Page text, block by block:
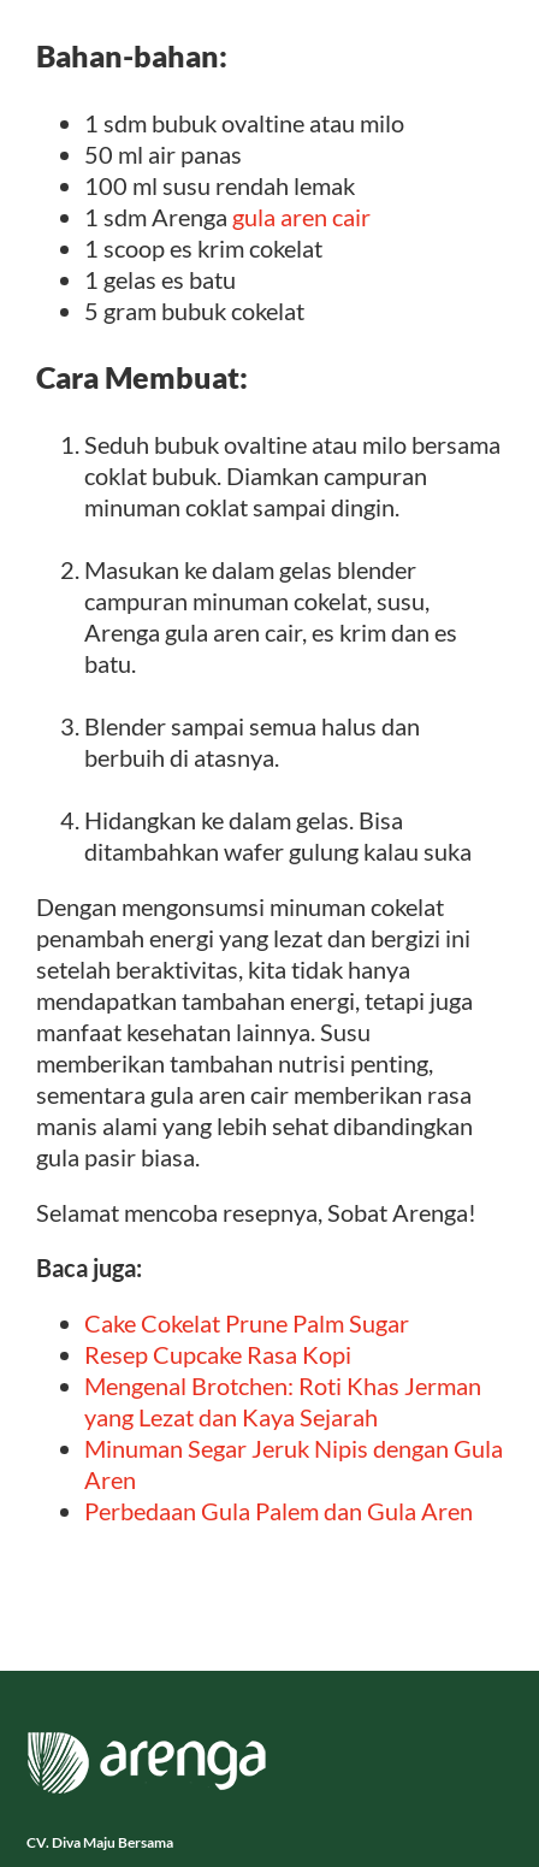
Bahan-bahan:
1 sdm bubuk ovaltine atau milo
50 ml air panas
100 ml susu rendah lemak
1 sdm Arenga gula aren cair
1 scoop es krim cokelat
1 gelas es batu
5 gram bubuk cokelat
Cara Membuat:
Seduh bubuk ovaltine atau milo bersama
coklat bubuk. Diamkan campuran
minuman coklat sampai dingin.
Masukan ke dalam gelas blender
campuran minuman cokelat, susu,
Arenga gula aren cair, es krim dan es
batu.
Blender sampai semua halus dan
berbuih di atasnya.
Hidangkan ke dalam gelas. Bisa
ditambahkan wafer gulung kalau suka
Dengan mengonsumsi minuman cokelat
penambah energi yang lezat dan bergizi ini
setelah beraktivitas, kita tidak hanya
mendapatkan tambahan energi, tetapi juga
manfaat kesehatan lainnya. Susu
memberikan tambahan nutrisi penting,
sementara gula aren cair memberikan rasa
manis alami yang lebih sehat dibandingkan
gula pasir biasa.
Selamat mencoba resepnya, Sobat Arenga!
Baca juga:
Cake Cokelat Prune Palm Sugar
Resep Cupcake Rasa Kopi
Mengenal Brotchen: Roti Khas Jerman
yang Lezat dan Kaya Sejarah
Minuman Segar Jeruk Nipis dengan Gula
Aren
Perbedaan Gula Palem dan Gula Aren
CV. Diva Maju Bersama